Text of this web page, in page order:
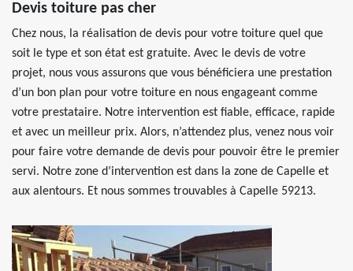
Devis toiture pas cher
Chez nous, la réalisation de devis pour votre toiture quel que
soit le type et son état est gratuite. Avec le devis de votre
projet, nous vous assurons que vous bénéficiera une prestation
d’un bon plan pour votre toiture en nous engageant comme
votre prestataire. Notre intervention est fiable, efficace, rapide
et avec un meilleur prix. Alors, n’attendez plus, venez nous voir
pour faire votre demande de devis pour pouvoir être le premier
servi. Notre zone d’intervention est dans la zone de Capelle et
aux alentours. Et nous sommes trouvables à Capelle 59213.